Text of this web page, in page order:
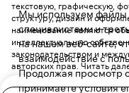
Мы используем файлы
специалистами и
на нашем веб-сайте,
взаимодействие с
Продолжая просмотр
принимаете условия
текстовую, графическую,
структуру, дизайн и
наименование являются
интеллектуальную
законодательством и
авторских прав. Читать